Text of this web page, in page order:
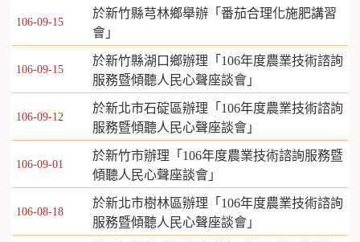
106-09-15
於新竹縣芎林鄉舉辦「番茄合理化施肥講習
會」
106-09-15
於新竹縣湖口鄉辦理「106年度農業技術諮詢
服務暨傾聽人民心聲座談會」
106-09-12
於新北市石碇區辦理「106年度農業技術諮詢
服務暨傾聽人民心聲座談會」
106-09-01
於新竹市辦理「106年度農業技術諮詢服務暨
傾聽人民心聲座談會」
106-08-18
於新北市樹林區辦理「106年度農業技術諮詢
服務暨傾聽人民心聲座談會」